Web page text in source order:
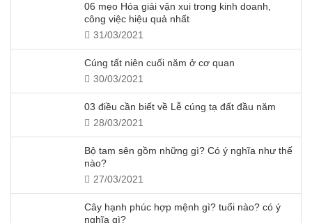
06 mẹo Hóa giải vận xui trong kinh doanh,
công việc hiệu quả nhất
31/03/2021
Cúng tất niên cuối năm ở cơ quan
30/03/2021
03 điều cần biết về Lễ cúng tạ đất đầu năm
28/03/2021
Bộ tam sên gồm những gì? Có ý nghĩa như thế
nào?
27/03/2021
Cây hạnh phúc hợp mệnh gì? tuổi nào? có ý
nghĩa gì?